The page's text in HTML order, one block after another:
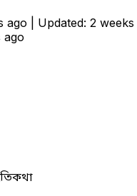
ago | Updated: 2 weeks
ago